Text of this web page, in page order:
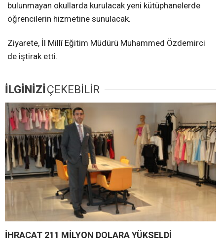
bulunmayan okullarda kurulacak yeni kütüphanelerde
öğrencilerin hizmetine sunulacak.
Ziyarete, İl Millî Eğitim Müdürü Muhammed Özdemirci
de iştirak etti.
İLGİNİZİ ÇEKEBİLİR
İHRACAT 211 MİLYON DOLARA YÜKSELDİ